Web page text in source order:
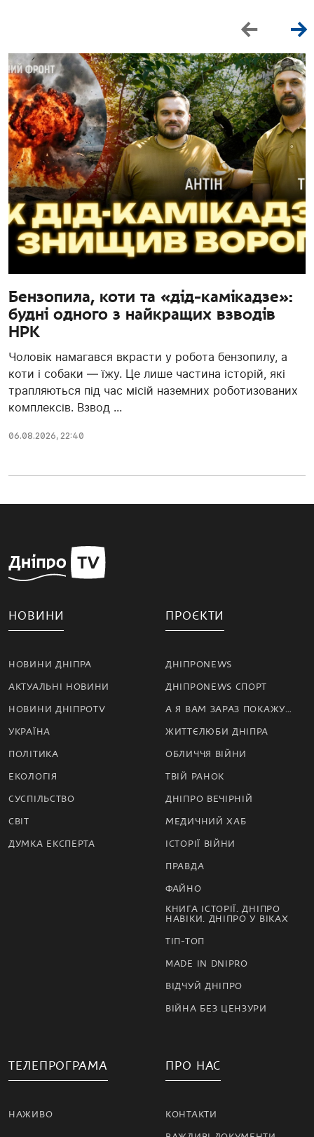
Бензопила, коти та «дід-камікадзе»:
будні одного з найкращих взводів
НРК
Чоловік намагався вкрасти у робота бензопилу, а
коти і собаки — їжу. Це лише частина історій, які
трапляються під час місій наземних роботизованих
комплексів. Взвод ...
06.08.2026, 22:40
НОВИНИ
НОВИНИ ДНІПРА
АКТУАЛЬНІ НОВИНИ
НОВИНИ ДНІПРОTV
УКРАЇНА
ПОЛІТИКА
ЕКОЛОГІЯ
СУСПІЛЬСТВО
СВІТ
ДУМКА ЕКСПЕРТА
ПРОЄКТИ
ДНІПРОNEWS
ДНІПРОNEWS СПОРТ
А Я ВАМ ЗАРАЗ ПОКАЖУ…
ЖИТТЄЛЮБИ ДНІПРА
ОБЛИЧЧЯ ВІЙНИ
ТВІЙ РАНОК
ДНІПРО ВЕЧІРНІЙ
МЕДИЧНИЙ ХАБ
ІСТОРІЇ ВІЙНИ
ПРАВДА
ФАЙНО
КНИГА ІСТОРІЇ. ДНІПРО
НАВІКИ. ДНІПРО У ВІКАХ
ТІП-ТОП
MADE IN DNIPRO
ВІДЧУЙ ДНІПРО
ВІЙНА БЕЗ ЦЕНЗУРИ
ТЕЛЕПРОГРАМА
НАЖИВО
ПРО НАС
КОНТАКТИ